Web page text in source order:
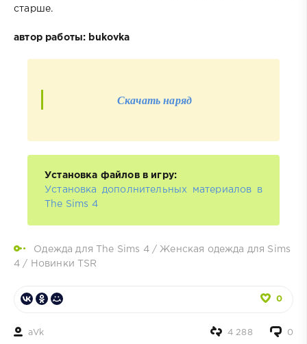
старше.
автор работы: bukovka
Скачать наряд
Установка файлов в игру:
Установка дополнительных материалов в
The Sims 4
Одежда для The Sims 4/ Женская одежда для Sims
4 / Новинки TSR
0
aVk 0
4 288